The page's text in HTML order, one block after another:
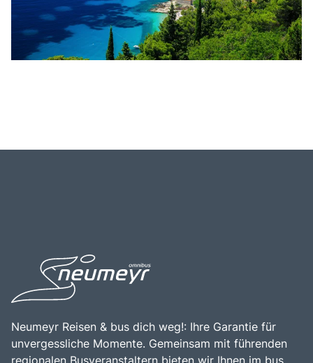
Neumeyr Reisen & bus dich weg!: Ihre Garantie für
unvergessliche Momente. Gemeinsam mit führenden
regionalen Busveranstaltern bieten wir Ihnen im bus